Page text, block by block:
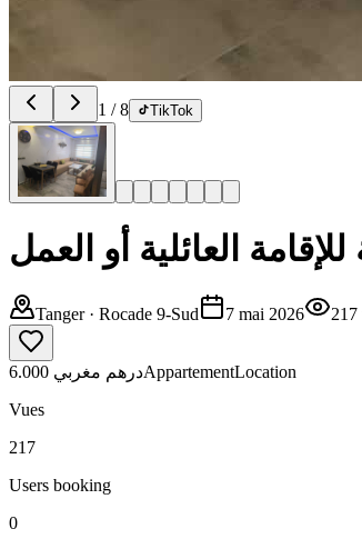
1 /8 TikTok
العائلية أو العمل
Tanger· Rocade 9-Sud 7 mai 2026 217
6.000 درهم مغربيAppartementLocation
Vues
217
Users booking
0